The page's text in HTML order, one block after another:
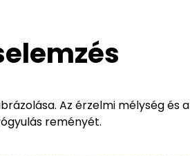
Az érzelmi mélység és a
reményét.